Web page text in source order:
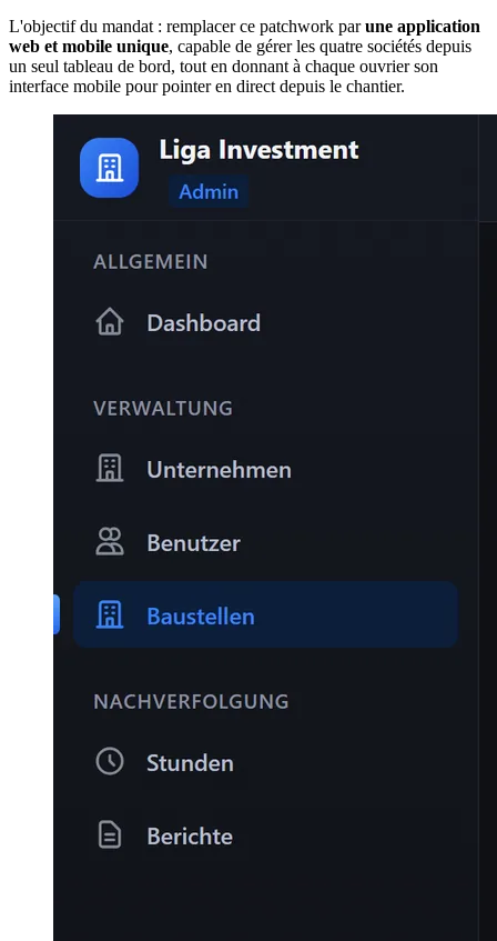
L'objectif du mandat : remplacer ce patchwork parune application
web et mobile unique, capable de gérer les quatre sociétés depuis
un seul tableau de bord, tout en donnant à chaque ouvrier son
interface mobile pour pointer en direct depuis le chantier.